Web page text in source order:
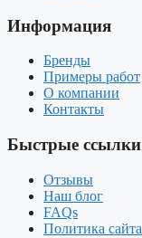
Информация
Бренды
Примеры работ
О компании
Контакты
Быстрые ссылки
Отзывы
Наш блог
FAQs
Политика сайта